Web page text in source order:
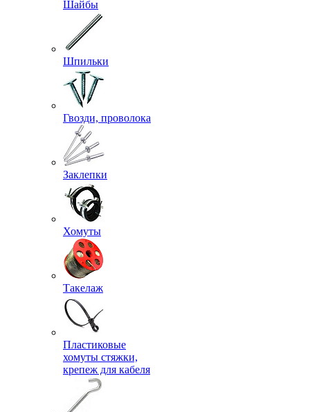
Шайбы
Шпильки
Гвозди, проволока
Заклепки
Хомуты
Такелаж
Пластиковые
хомуты стяжки,
крепеж для кабеля